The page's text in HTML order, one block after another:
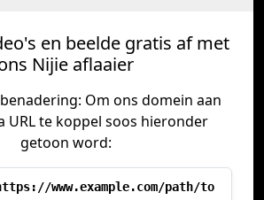
en beelde gratis af met
Nijie aflaaier
Om ons domein aan
URL te koppel soos hieronder
getoon word:
www.example.com/path/to